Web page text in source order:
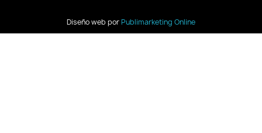
Diseño web porPublimarketing Online